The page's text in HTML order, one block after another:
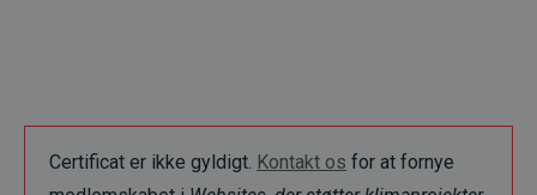
Certificat er ikke gyldigt. Kontakt os for at fornye